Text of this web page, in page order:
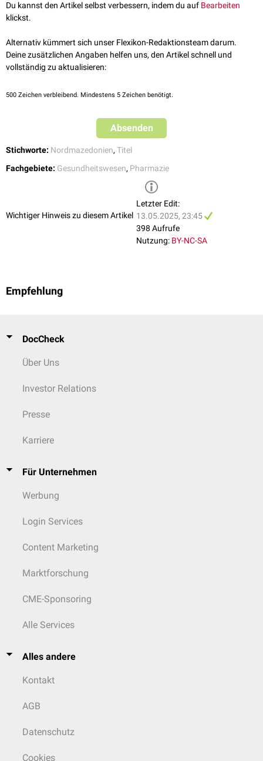
Exzellenz.
Du kannst den Artikel selbst verbessern, indem du auf Bearbeiten
klickst.
Alternativ kümmert sich unser Flexikon-Redaktionsteam darum.
Deine zusätzlichen Angaben helfen uns, den Artikel schnell und
vollständig zu aktualisieren:
500 Zeichen verbleibend. Mindestens 5 Zeichen benötigt.
Absenden
Stichworte: Nordmazedonien, Titel
Fachgebiete: Gesundheitswesen, Pharmazie
Wichtiger Hinweis zu diesem Artikel
Letzter Edit:
13.05.2025, 23:45
398 Aufrufe
Nutzung: BY-NC-SA
Empfehlung
DocCheck
Über Uns
Investor Relations
Presse
Karriere
Für Unternehmen
Werbung
Login Services
Content Marketing
Marktforschung
CME-Sponsoring
Alle Services
Alles andere
Kontakt
AGB
Datenschutz
Cookies